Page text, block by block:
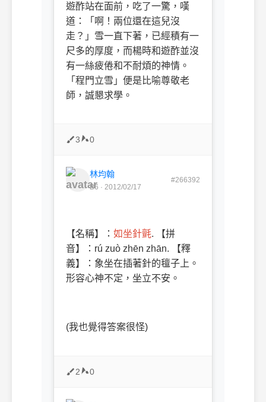
遊酢站在面前，吃了一驚，嘆
道：「啊！兩位還在這兒沒
走？」雪一直下著，已經積有一
尺多的厚度，而楊時和遊酢並沒
有一絲疲倦和不耐煩的神情。
「程門立雪」便是比喻尊敬老
師，誠懇求學。
3 0
林均翰
B6 · 2012/02/17
#266392
【名稱】： 如坐針氈. 【拼
音】：rú zuò zhēn zhān. 【釋
義】：象坐在插著針的氊子上。
形容心神不定，坐立不安。
(我也覺得答案很怪)
2 0